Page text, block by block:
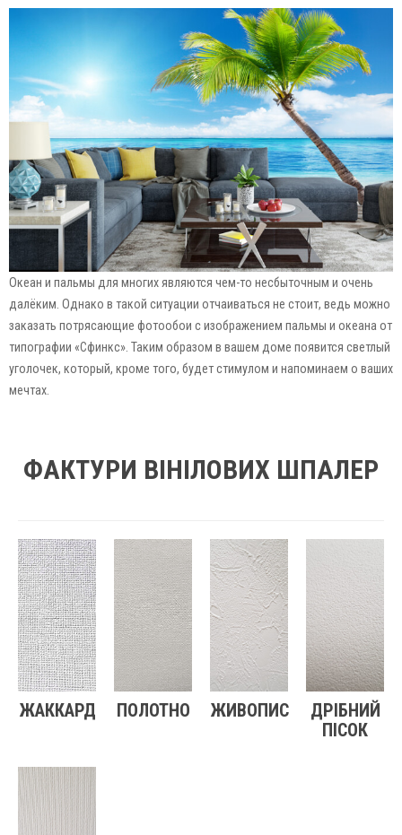
Океан и пальмы для многих являются чем-то несбыточным и очень
далёким. Однако в такой ситуации отчаиваться не стоит, ведь можно
заказать потрясающие фотообои с изображением пальмы и океана от
типографии «Сфинкс». Таким образом в вашем доме появится светлый
уголочек, который, кроме того, будет стимулом и напоминаем о ваших
мечтах.
ФАКТУРИ ВІНІЛОВИХ ШПАЛЕР
ЖАККАРД ПОЛОТНО ЖИВОПИС
ДРІБНИЙ
ПІСОК